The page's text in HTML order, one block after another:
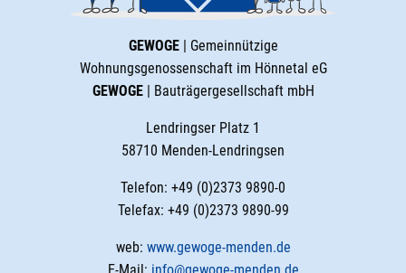
GEWOGE| Gemeinnützige
Wohnungsgenossenschaft im Hönnetal eG
GEWOGE| Bauträgergesellschaft mbH
Lendringser Platz 1
58710 Menden-Lendringsen
Telefon: +49 (0)2373 9890-0
Telefax: +49 (0)2373 9890-99
web: www.gewoge-menden.de